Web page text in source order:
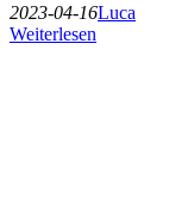
2023-04-16Luca
Weiterlesen